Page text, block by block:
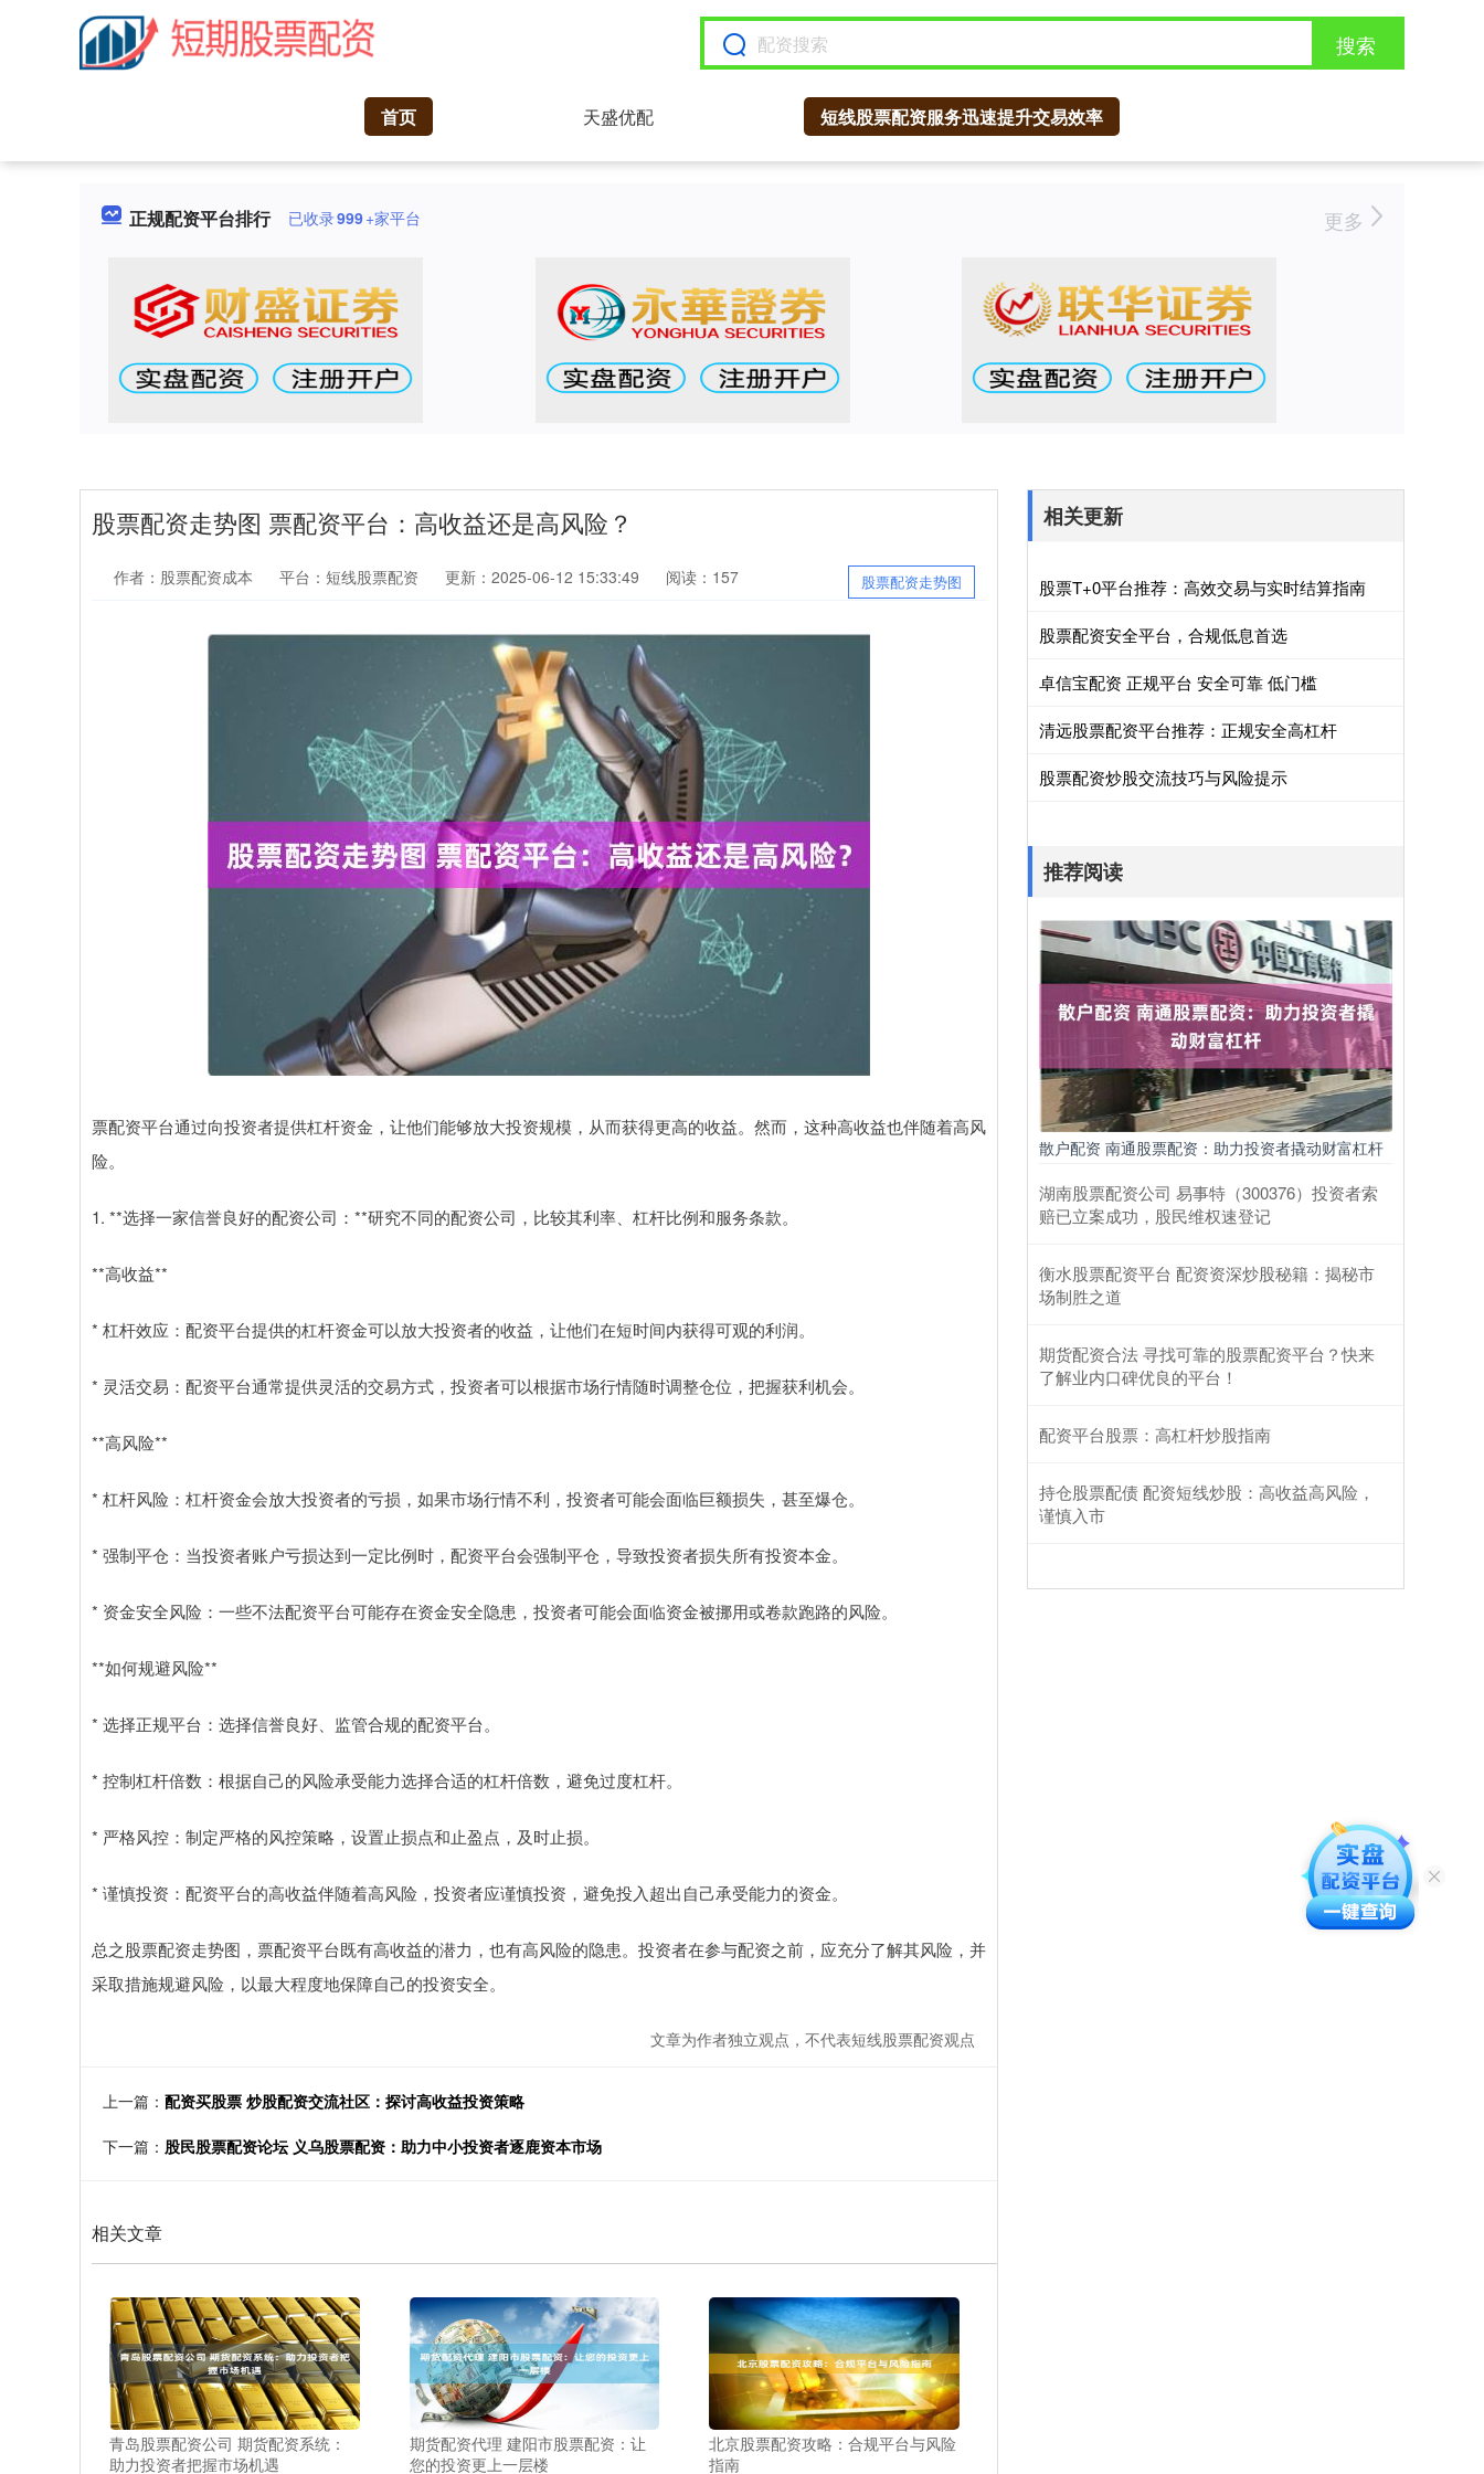
搜索
首页 天盛优配 短线股票配资服务迅速提升交易效率
正规配资平台排行 已收录999+家平台 更多
股票配资走势图 票配资平台：高收益还是高风险？
股票配资走势图
作者：股票配资成本 平台：短线股票配资 更新：2025-06-12 15:33:49 阅读：157
票配资平台通过向投资者提供杠杆资金，让他们能够放大投资规模，从而获得更高的收益。然而，这种高收益也伴随着高风
险。
1. **选择一家信誉良好的配资公司：**研究不同的配资公司，比较其利率、杠杆比例和服务条款。
**高收益**
* 杠杆效应：配资平台提供的杠杆资金可以放大投资者的收益，让他们在短时间内获得可观的利润。
* 灵活交易：配资平台通常提供灵活的交易方式，投资者可以根据市场行情随时调整仓位，把握获利机会。
**高风险**
* 杠杆风险：杠杆资金会放大投资者的亏损，如果市场行情不利，投资者可能会面临巨额损失，甚至爆仓。
* 强制平仓：当投资者账户亏损达到一定比例时，配资平台会强制平仓，导致投资者损失所有投资本金。
* 资金安全风险：一些不法配资平台可能存在资金安全隐患，投资者可能会面临资金被挪用或卷款跑路的风险。
**如何规避风险**
* 选择正规平台：选择信誉良好、监管合规的配资平台。
* 控制杠杆倍数：根据自己的风险承受能力选择合适的杠杆倍数，避免过度杠杆。
* 严格风控：制定严格的风控策略，设置止损点和止盈点，及时止损。
* 谨慎投资：配资平台的高收益伴随着高风险，投资者应谨慎投资，避免投入超出自己承受能力的资金。
总之股票配资走势图，票配资平台既有高收益的潜力，也有高风险的隐患。投资者在参与配资之前，应充分了解其风险，并
采取措施规避风险，以最大程度地保障自己的投资安全。
文章为作者独立观点，不代表短线股票配资观点
上一篇： 配资买股票 炒股配资交流社区：探讨高收益投资策略
下一篇： 股民股票配资论坛 义乌股票配资：助力中小投资者逐鹿资本市场
相关文章
青岛股票配资公司 期货配资系统：
助力投资者把握市场机遇
期货配资代理 建阳市股票配资：让
您的投资更上一层楼
北京股票配资攻略：合规平台与风险
指南
相关更新
股票T+0平台推荐：高效交易与实时结算指南
股票配资安全平台，合规低息首选
卓信宝配资 正规平台 安全可靠 低门槛
清远股票配资平台推荐：正规安全高杠杆
股票配资炒股交流技巧与风险提示
推荐阅读
散户配资 南通股票配资：助力投资者撬动财富杠杆
湖南股票配资公司 易事特（300376）投资者索
赔已立案成功，股民维权速登记
衡水股票配资平台 配资资深炒股秘籍：揭秘市
场制胜之道
期货配资合法 寻找可靠的股票配资平台？快来
了解业内口碑优良的平台！
配资平台股票：高杠杆炒股指南
持仓股票配债 配资短线炒股：高收益高风险，
谨慎入市